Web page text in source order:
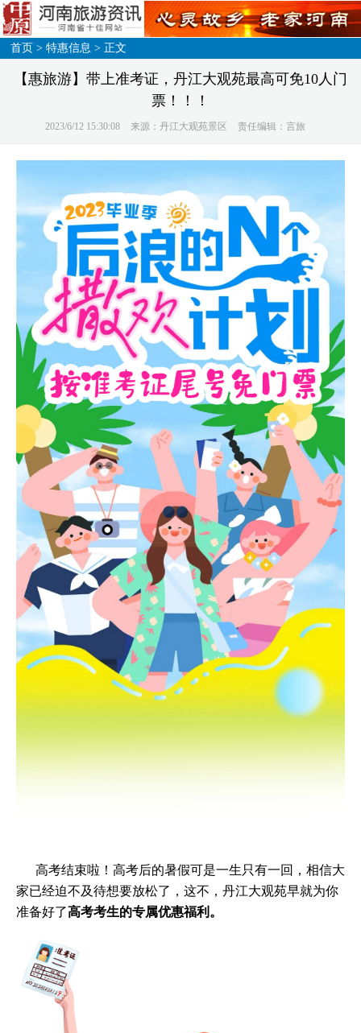
首页 >特惠信息 > 正文
【惠旅游】带上准考证，丹江大观苑最高可免10人门
票！！！
2023/6/12 15:30:08 来源：丹江大观苑景区 责任编辑：言旅
高考结束啦！高考后的暑假可是一生只有一回，相信大
家已经迫不及待想要放松了，这不，丹江大观苑早就为你
准备好了高考考生的专属优惠福利。